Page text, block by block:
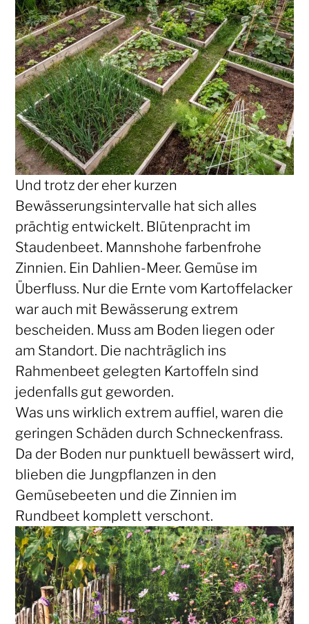
Und trotz der eher kurzen
Bewässerungsintervalle hat sich alles
prächtig entwickelt. Blütenpracht im
Staudenbeet. Mannshohe farbenfrohe
Zinnien. Ein Dahlien-Meer. Gemüse im
Überfluss. Nur die Ernte vom Kartoffelacker
war auch mit Bewässerung extrem
bescheiden. Muss am Boden liegen oder
am Standort. Die nachträglich ins
Rahmenbeet gelegten Kartoffeln sind
jedenfalls gut geworden.
Was uns wirklich extrem auffiel, waren die
geringen Schäden durch Schneckenfrass.
Da der Boden nur punktuell bewässert wird,
blieben die Jungpflanzen in den
Gemüsebeeten und die Zinnien im
Rundbeet komplett verschont.